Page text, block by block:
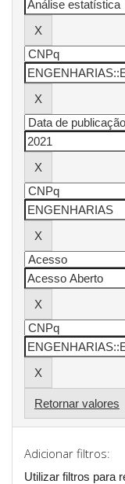
Retornar valores
Adicionar filtros:
Utilizar filtros para